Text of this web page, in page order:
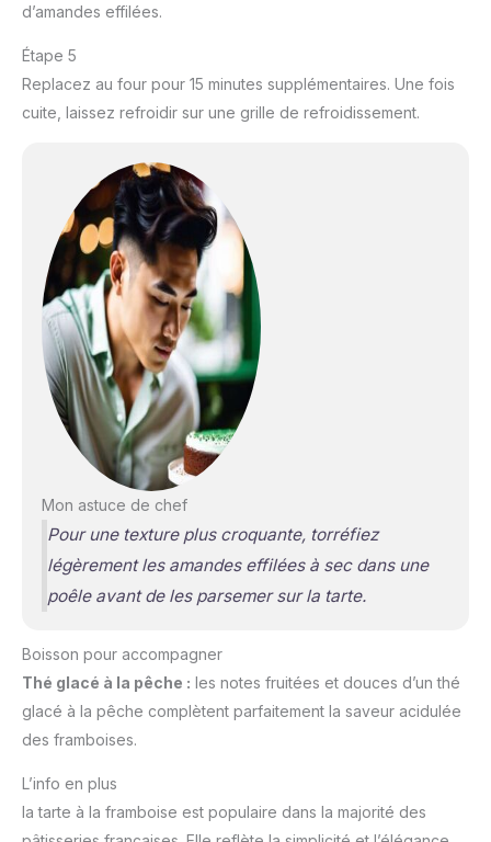
d’amandes effilées.
Étape 5
Replacez au four pour 15 minutes supplémentaires. Une fois
cuite, laissez refroidir sur une grille de refroidissement.
Mon astuce de chef
Pour une texture plus croquante, torréfiez
légèrement les amandes effilées à sec dans une
poêle avant de les parsemer sur la tarte.
Boisson pour accompagner
Thé glacé à la pêche : les notes fruitées et douces d’un thé
glacé à la pêche complètent parfaitement la saveur acidulée
des framboises.
L’info en plus
la tarte à la framboise est populaire dans la majorité des